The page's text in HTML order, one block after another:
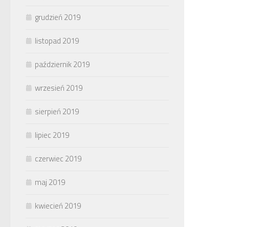
grudzień 2019
listopad 2019
październik 2019
wrzesień 2019
sierpień 2019
lipiec 2019
czerwiec 2019
maj 2019
kwiecień 2019